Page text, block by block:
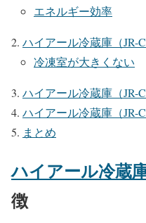
エネルギー効率
ハイアール冷蔵庫（JR-
冷凍室が大きくない
ハイアール冷蔵庫（JR-
ハイアール冷蔵庫（JR-
まとめ
ハイアール冷蔵
徴